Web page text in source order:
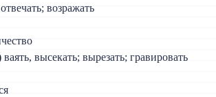
отвечать; возражать
ваять, высекать; вырезать; гравировать